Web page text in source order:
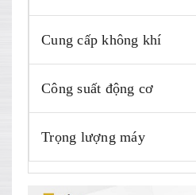
Cung cấp không khí
Công suất động cơ
Trọng lượng máy